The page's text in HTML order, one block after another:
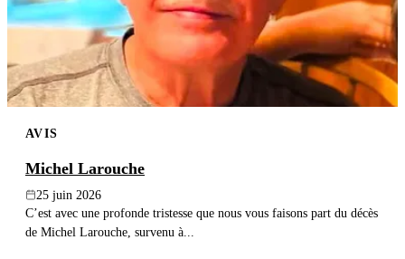
AVIS
Michel Larouche
25 juin 2026
C’est avec une profonde tristesse que nous vous faisons part du décès
de Michel Larouche, survenu à...